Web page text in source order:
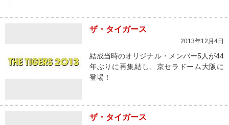
ザ・タイガース
2013年12月4日
結成当時のオリジナル・メンバー5人が44
年ぶりに再集結し、京セラドーム大阪に
登場！
ザ・タイガース